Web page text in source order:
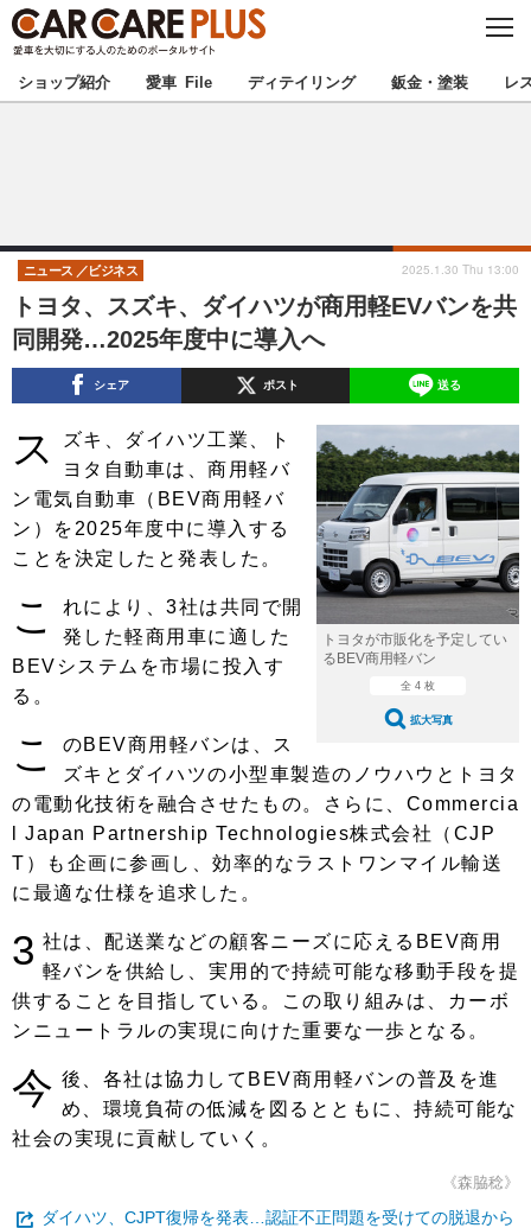
C
S
E
★カーケアプラス認定★ 厳選プロショップを地域から探す
甲信越 北陸
東海 関西
中国 四国
九州
注目の記事
ショップレポート 愛車 File
ストップ！不具合修理＆粗悪修理
鈑金・塗装
ディテイリング
洗車
ヘッドライト磨き コーティング
小キズ直し 防錆
特集記事
ストップ 不具合修理＆粗悪修理
カーメーカー「旧車」関連プロジェ
クト
コラム
ショップレポート
レストア
カーメーカー「旧車」関連プロジ
ェクト
コラム
インタビュー
イベント告知 イベントレポート
ショップ紹介 愛車 File ディテイリング 鈑金・塗装 レ
トヨタ、スズキ、ダイハツが商用軽EVバンを共
同開発…2025年度中に導入へ
ニュース ビジネス 2025.1.30 Thu 13:00
シェア ポスト 送る
トヨタが市販化を予定してい
るBEV商用軽バン
全 4 枚
拡大写真
ス
ズキ、ダイハツ工業、ト
ヨタ自動車は、商用軽バ
ン電気自動車（BEV商用軽バ
ン）を2025年度中に導入する
ことを決定したと発表した。
こ
れにより、3社は共同で開
発した軽商用車に適した
BEVシステムを市場に投入す
る。
こ
のBEV商用軽バンは、ス
ズキとダイハツの小型車製造のノウハウとトヨタ
の電動化技術を融合させたもの。さらに、Commercia
l Japan Partnership Technologies株式会社（CJP
T）も企画に参画し、効率的なラストワンマイル輸送
に最適な仕様を追求した。
3 社は、配送業などの顧客ニーズに応えるBEV商用
軽バンを供給し、実用的で持続可能な移動手段を提
供することを目指している。この取り組みは、カーボ
ンニュートラルの実現に向けた重要な一歩となる。
今 後、各社は協力してBEV商用軽バンの普及を進
め、環境負荷の低減を図るとともに、持続可能な
社会の実現に貢献していく。
《森脇稔》
ダイハツ、CJPT復帰を発表…認証不正問題を受けての脱退から